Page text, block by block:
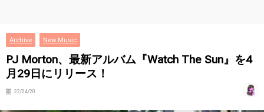
Archive New Music
PJ Morton、最新アルバム『Watch The Sun』を4
月29日にリリース！
22/04/20